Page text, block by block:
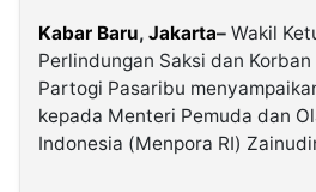
Kabarbaru.co
2026
Kabar Baru, Jakarta– Wakil
Perlindungan Saksi dan
Partogi Pasaribu
kepada Menteri Pemuda dan
Indonesia (Menpora RI)